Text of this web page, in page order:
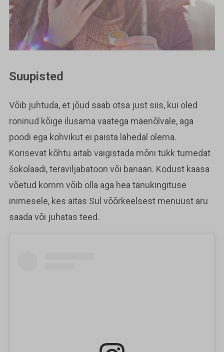
Suupisted
Võib juhtuda, et jõud saab otsa just siis, kui oled
roninud kõige ilusama vaatega mäenõlvale, aga
poodi ega kohvikut ei paista lähedal olema.
Korisevat kõhtu aitab vaigistada mõni tükk tumedat
šokolaadi, teraviljabatoon või banaan. Kodust kaasa
võetud komm võib olla aga hea tänukingituse
inimesele, kes aitas Sul võõrkeelsest menüüst aru
saada või juhatas teed.